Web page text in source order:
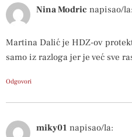
Nina Modric napisao/la:
Martina Dalić je HDZ-ov
samo iz razloga jer je već sve
Odgovori
miky01 napisao/la: